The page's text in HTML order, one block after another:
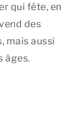
qui fête, en
des
mais aussi
âges.